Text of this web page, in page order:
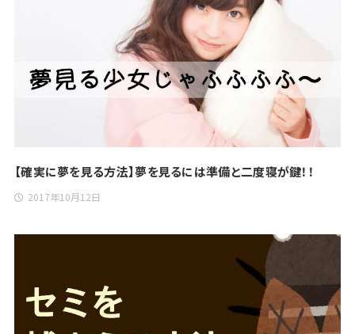
【確実に夢を見る方法】夢を見るには準備と二度寝が鍵！！
2017年10月12日